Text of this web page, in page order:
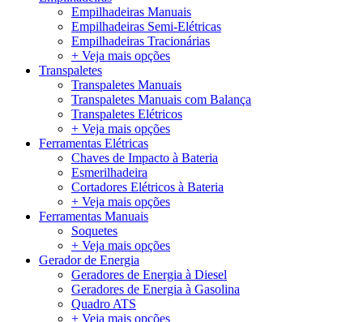
Empilhadeiras Manuais
Empilhadeiras Semi-Elétricas
Empilhadeiras Tracionárias
+ Veja mais opções
Transpaletes
Transpaletes Manuais
Transpaletes Manuais com Balança
Transpaletes Elétricos
+ Veja mais opções
Ferramentas Elétricas
Chaves de Impacto à Bateria
Esmerilhadeira
Cortadores Elétricos à Bateria
+ Veja mais opções
Ferramentas Manuais
Soquetes
+ Veja mais opções
Gerador de Energia
Geradores de Energia à Diesel
Geradores de Energia à Gasolina
Quadro ATS
+ Veja mais opções